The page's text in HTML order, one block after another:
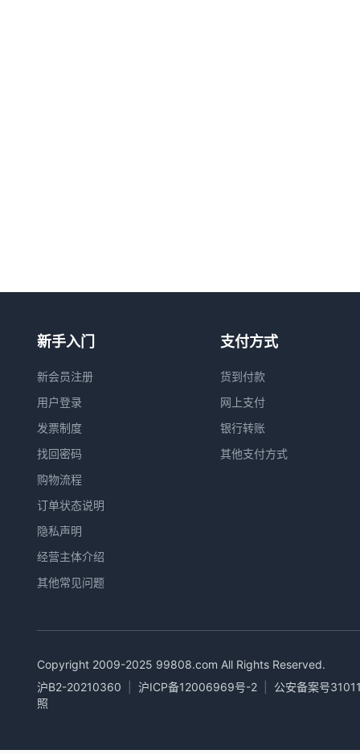
新手入门
新会员注册
用户登录
发票制度
找回密码
购物流程
订单状态说明
隐私声明
经营主体介绍
其他常见问题
支付方式
货到付款
网上支付
银行转账
其他支付方式
Copyright 2009-2025 99808.com All Rights Reserved.
沪B2-20210360
沪ICP备12006969号-2
公安备案号
照